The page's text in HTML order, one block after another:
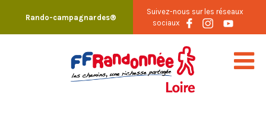
content
Rando-campagnardes®
Suivez-nous sur les réseaux
sociaux